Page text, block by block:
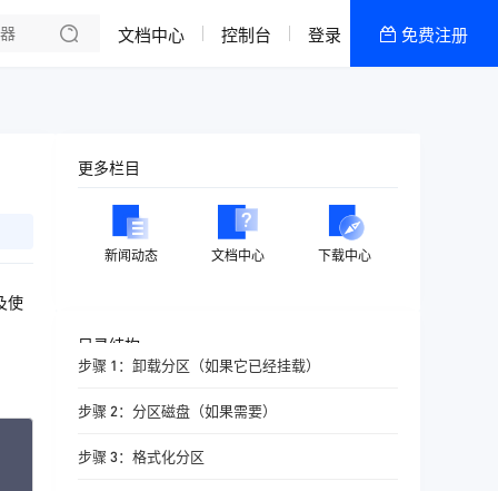
热销推荐
香港双向CN2物理机
香港CN2低配区
美国高防-低配区
文档中心 控制台 登录 免费注册
使
更多栏目
新闻动态 文档中心 下载中心
目录结构
步骤 1：卸载分区（如果它已经挂载）
步骤 2：分区磁盘（如果需要）
步骤 3：格式化分区